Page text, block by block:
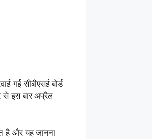
गई सीबीएसई बोर्ड
से इस बार अप्रैल
है और यह जानना